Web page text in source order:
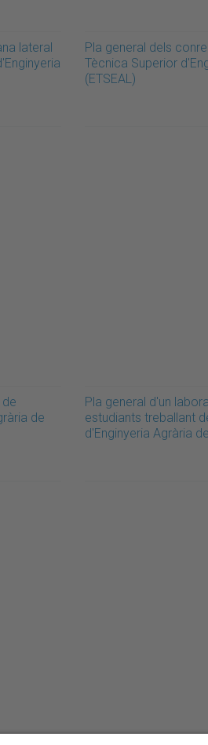
lateral
Pla general dels
Tècnica Superior
(ETSEAL)
de
Pla general d'un
estudiants treballant
d'Enginyeria Agrària